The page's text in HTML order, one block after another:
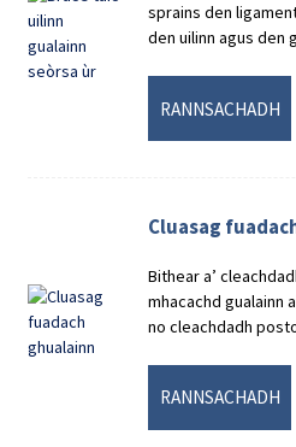
sprains den
den uilinn agus den
RANNSACHADH
Cluasag
Bithear a’
mhacachd gualainn
no cleachdadh
RANNSACHADH